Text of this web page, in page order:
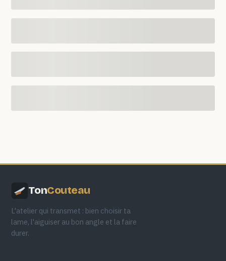
TonCouteau
L'atelier qui transmet : bien choisir ta
lame, l'aiguiser au bon angle et la faire
durer.